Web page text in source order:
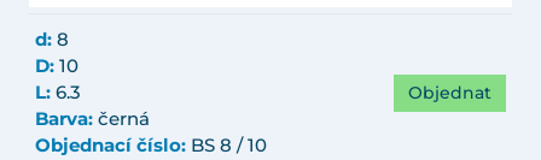
d: 8
D: 10
L: 6.3
Barva: černá
Objednací číslo: BS 8 / 10
Objednat